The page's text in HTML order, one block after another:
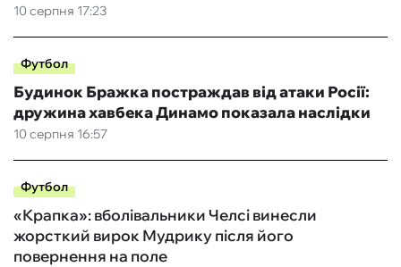
10 серпня 17:23
Футбол
10 серпня 16:57
Будинок Бражка постраждав від атаки Росії:
дружина хавбека Динамо показала наслідки
Футбол
«Крапка»: вболівальники Челсі винесли
жорсткий вирок Мудрику після його
повернення на поле